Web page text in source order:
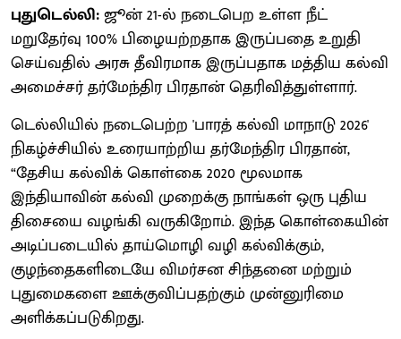
புதுடெல்லி:ஜூன் 21-ல் நடைபெற உள்ள நீட்
மறுதேர்வு 100% பிழையற்றதாக இருப்பதை உறுதி
செய்வதில் அரசு தீவிரமாக இருப்பதாக மத்திய கல்வி
அமைச்சர் தர்மேந்திர பிரதான் தெரிவித்துள்ளார்.
டெல்லியில் நடைபெற்ற 'பாரத் கல்வி மாநாடு 2026'
நிகழ்ச்சியில் உரையாற்றிய தர்மேந்திர பிரதான்,
“தேசிய கல்விக் கொள்கை 2020 மூலமாக
இந்தியாவின் கல்வி முறைக்கு நாங்கள் ஒரு புதிய
திசையை வழங்கி வருகிறோம். இந்த கொள்கையின்
அடிப்படையில் தாய்மொழி வழி கல்விக்கும்,
குழந்தைகளிடையே விமர்சன சிந்தனை மற்றும்
புதுமைகளை ஊக்குவிப்பதற்கும் முன்னுரிமை
அளிக்கப்படுகிறது.